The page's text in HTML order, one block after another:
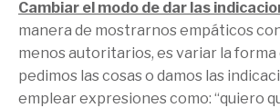
Cambiar el modo de dar las
manera de mostrarnos empáticos
menos autoritarios, es variar la forma
pedimos las cosas o damos las
emplear expresiones como: “quiero